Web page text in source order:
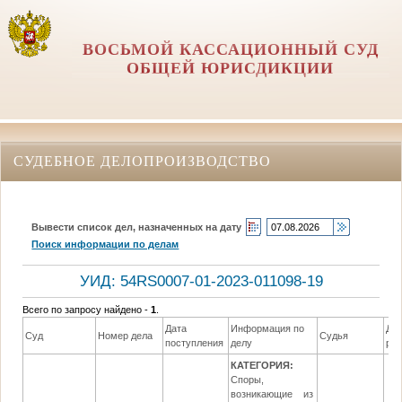
ВОСЬМОЙ КАССАЦИОННЫЙ СУД
ОБЩЕЙ ЮРИСДИКЦИИ
СУДЕБНОЕ ДЕЛОПРОИЗВОДСТВО
Вывести список дел, назначенных на дату
Поиск информации по делам
УИД: 54RS0007-01-2023-011098-19
Всего по запросу найдено -1
Суд Номер дела
Дата
поступления
Информация по
делу
Судья
КАТЕГОРИЯ:
Споры,
возникающие из